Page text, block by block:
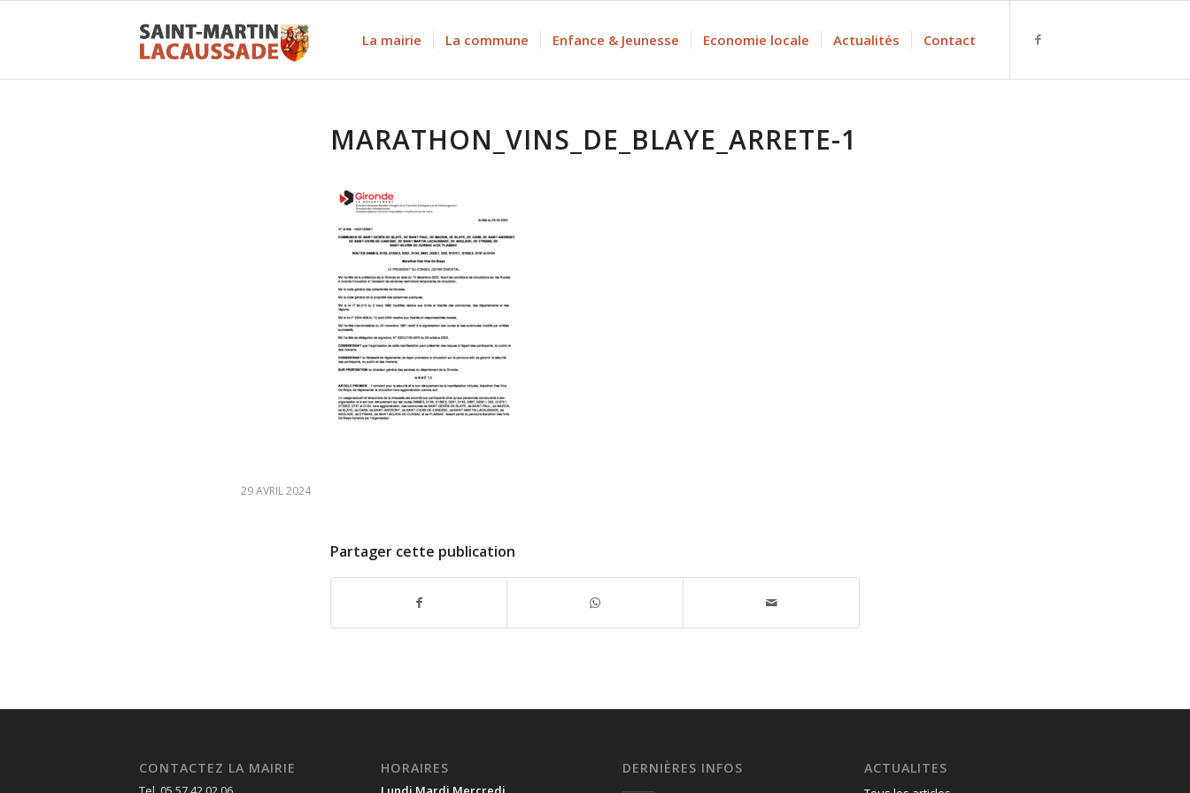
La mairie La commune Enfance & Jeunesse Economie locale Actualités Contact
MARATHON_VINS_DE_BLAYE_ARRETE-1
29 AVRIL 2024
Partager cette publication
CONTACTEZ LA MAIRIE HORAIRES DERNIÈRES INFOS ACTUALITES